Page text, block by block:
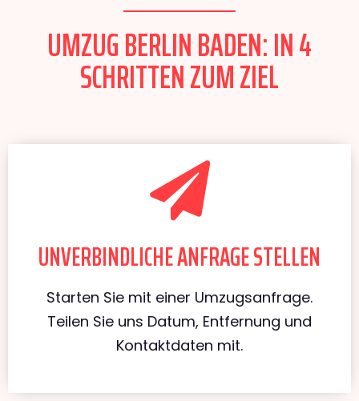
UMZUG BERLIN BADEN: IN 4
SCHRITTEN ZUM ZIEL
UNVERBINDLICHE ANFRAGE STELLEN
Starten Sie mit einer Umzugsanfrage.
Teilen Sie uns Datum, Entfernung und
Kontaktdaten mit.